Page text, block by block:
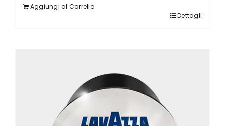
Aggiungi al Carrello
Dettagli